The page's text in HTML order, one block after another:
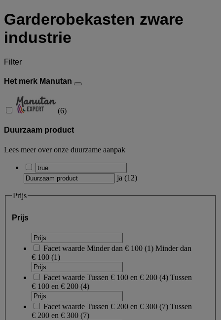
Garderobekasten zware
industrie
Filter
Het merk Manutan
(6)
Duurzaam product
Lees meer over onze duurzame aanpak
ja (12)
Prijs
Prijs
Facet waarde Minder dan € 100 (1) Minder dan
€ 100 (1)
Facet waarde Tussen € 100 en € 200 (4) Tussen
€ 100 en € 200 (4)
Facet waarde Tussen € 200 en € 300 (7) Tussen
€ 200 en € 300 (7)